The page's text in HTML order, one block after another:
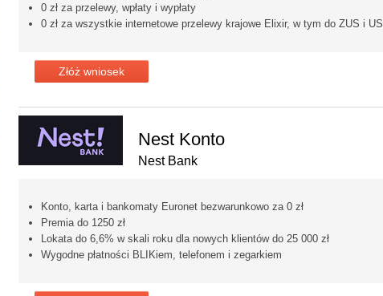
0 zł za przelewy, wpłaty i wypłaty
0 zł za wszystkie internetowe przelewy krajowe Elixir, w tym do ZUS i US
Złóż wniosek
Nest Konto
Nest Bank
Konto, karta i bankomaty Euronet bezwarunkowo za 0 zł
Premia do 1250 zł
Lokata do 6,6% w skali roku dla nowych klientów do 25 000 zł
Wygodne płatności BLIKiem, telefonem i zegarkiem